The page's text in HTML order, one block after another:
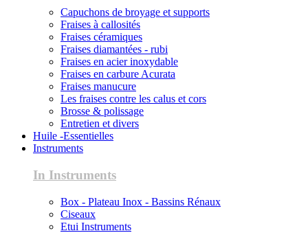
Capuchons de broyage et supports
Fraises à callosités
Fraises céramiques
Fraises diamantées - rubi
Fraises en acier inoxydable
Fraises en carbure Acurata
Fraises manucure
Les fraises contre les calus et cors
Brosse & polissage
Entretien et divers
Huile -Essentielles
Instruments
In Instruments
Box - Plateau Inox - Bassins Rénaux
Ciseaux
Etui Instruments